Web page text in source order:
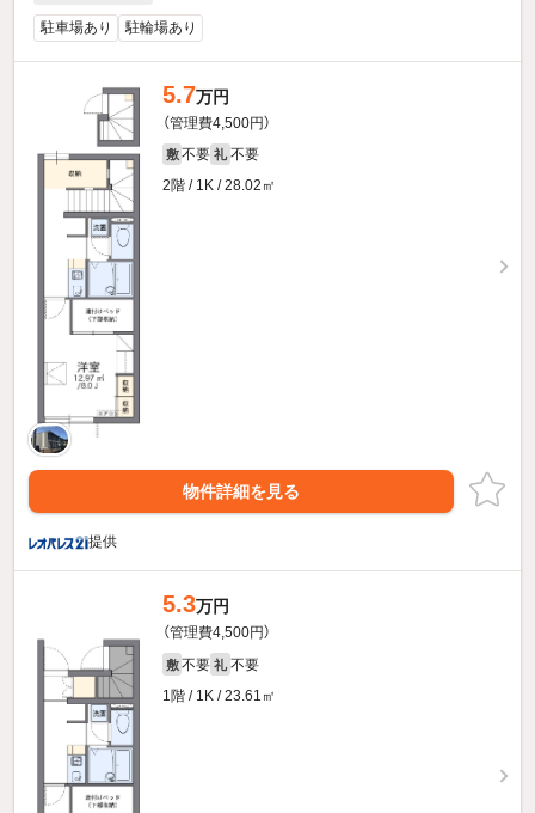
駐車場あり 駐輪場あり
5.7万円
（管理費4,500円）
敷 不要 礼 不要
2階 / 1K / 28.02㎡
物件詳細を見る
提供
5.3万円
（管理費4,500円）
敷 不要 礼 不要
1階 / 1K / 23.61㎡